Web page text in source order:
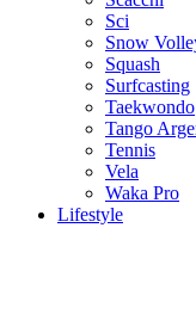
Sci
Snow
Squash
Surfcasting
Taekwondo
Tango
Tennis
Vela
Waka Pro
Lifestyle